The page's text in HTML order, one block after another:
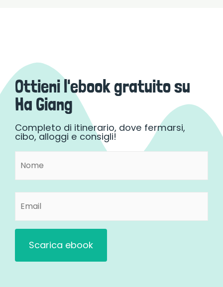
Ottieni l'ebook gratuito su
Ha Giang
Completo di itinerario, dove fermarsi,
cibo, alloggi e consigli!
Nome